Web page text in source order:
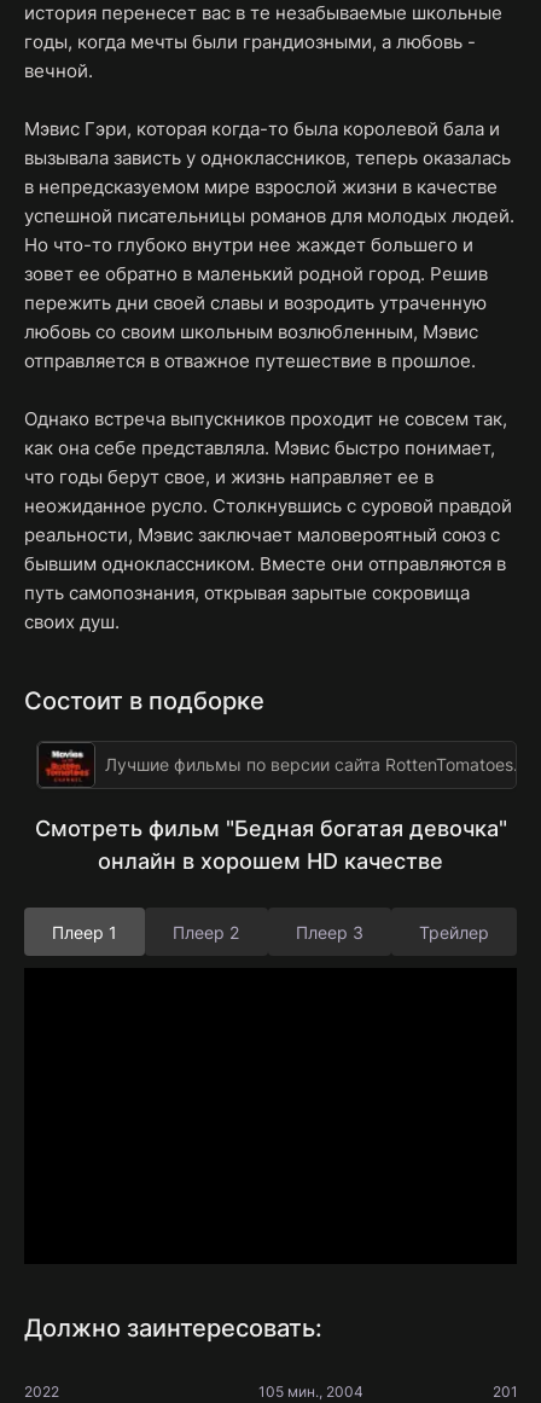
история перенесет вас в те незабываемые школьные
годы, когда мечты были грандиозными, а любовь -
вечной.
Мэвис Гэри, которая когда-то была королевой бала и
вызывала зависть у одноклассников, теперь оказалась
в непредсказуемом мире взрослой жизни в качестве
успешной писательницы романов для молодых людей.
Но что-то глубоко внутри нее жаждет большего и
зовет ее обратно в маленький родной город. Решив
пережить дни своей славы и возродить утраченную
любовь со своим школьным возлюбленным, Мэвис
отправляется в отважное путешествие в прошлое.
Однако встреча выпускников проходит не совсем так,
как она себе представляла. Мэвис быстро понимает,
что годы берут свое, и жизнь направляет ее в
неожиданное русло. Столкнувшись с суровой правдой
реальности, Мэвис заключает маловероятный союз с
бывшим одноклассником. Вместе они отправляются в
путь самопознания, открывая зарытые сокровища
своих душ.
Состоит в подборке
Лучшие фильмы по версии сайта
Смотреть фильм "Бедная богатая девочка"
онлайн в хорошем HD качестве
Плеер 1 Плеер 2 Плеер 3 Трейлер
Должно заинтересовать:
2022 105 мин., 2004 2016